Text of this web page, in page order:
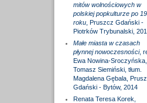
mitów wolnościowych w
polskiej popkulturze po
roku, Pruszcz Gdański -
Piotrków Trybunalski,
Małe miasta w czasach
płynnej nowoczesności,
Ewa Nowina-Sroczyńska,
Tomasz Siemiński, tłum.
Magdalena Gębala,
Gdański - Bytów, 2014
Renata Teresa Korek,